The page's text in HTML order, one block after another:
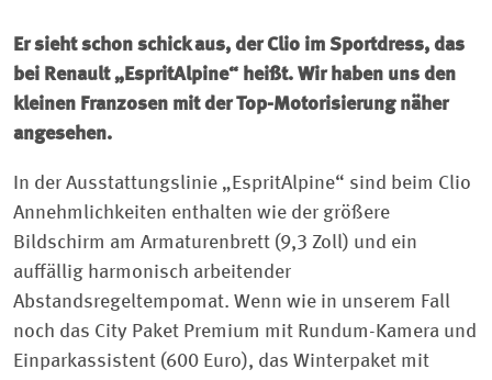
Er sieht schon schick aus, der Clio im Sportdress, das
bei Renault „Esprit­Alpine“ heißt. Wir haben uns den
kleinen Franzosen mit der Top-Motorisierung näher
angesehen.
In der Ausstattungslinie „Esprit­Alpine“ sind beim Clio
Annehmlichkeiten enthalten wie der größere
Bildschirm am Armaturenbrett (9,3 Zoll) und ein
auffällig harmonisch arbeitender
Abstandsregeltempomat. Wenn wie in unserem Fall
noch das City Paket Premium mit Rundum-Kamera und
Einparkassistent (600 Euro), das Winterpaket mit